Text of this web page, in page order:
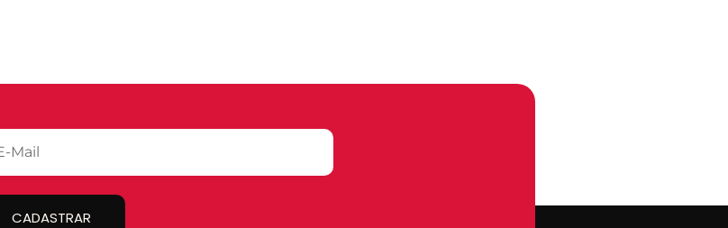
CADASTRAR